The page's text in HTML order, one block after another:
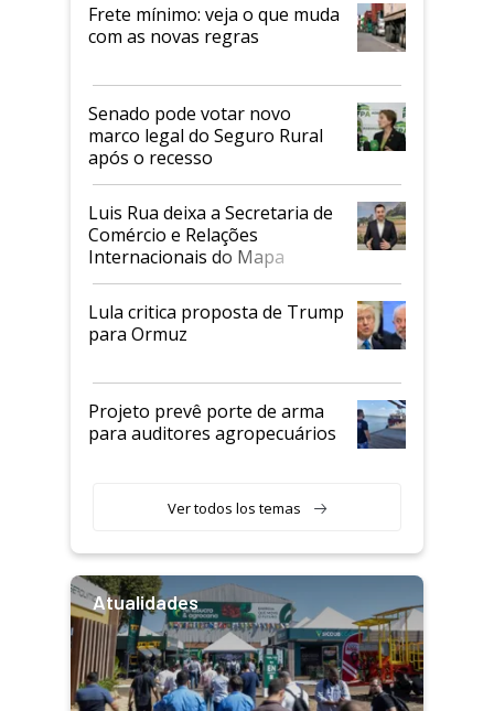
Frete mínimo: veja o que muda
com as novas regras
Senado pode votar novo
marco legal do Seguro Rural
após o recesso
Luis Rua deixa a Secretaria de
Comércio e Relações
Internacionais do Mapa
Lula critica proposta de Trump
para Ormuz
Projeto prevê porte de arma
para auditores agropecuários
Ver todos los temas
Atualidades